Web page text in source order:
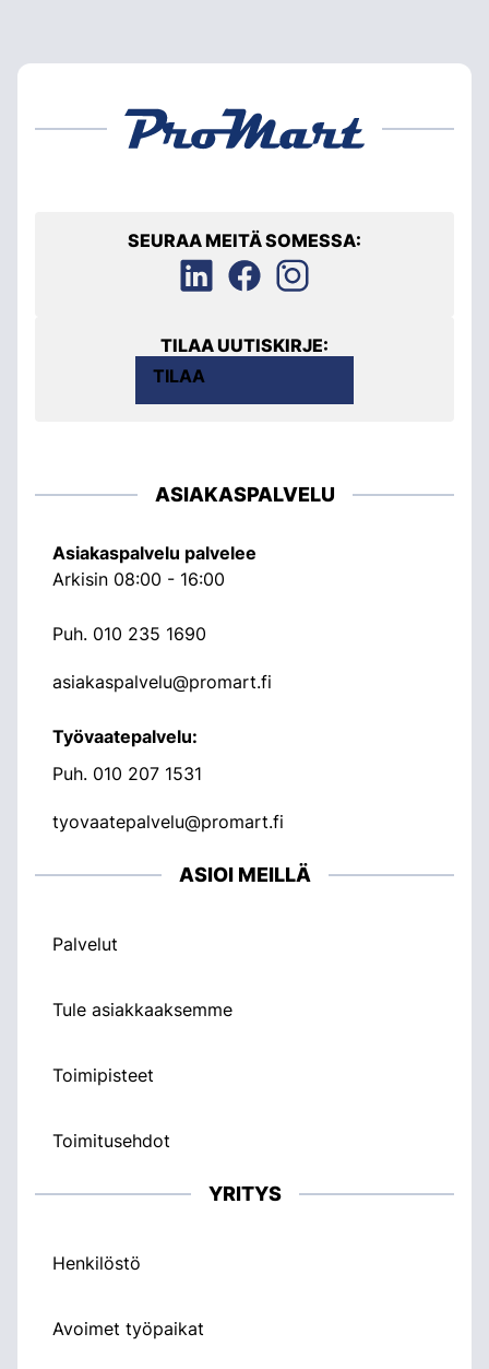
SEURAA MEITÄ SOMESSA:
TILAA UUTISKIRJE:
TILAA
ASIAKASPALVELU
Asiakaspalvelu palvelee
Arkisin 08:00 - 16:00
Puh. 010 235 1690
asiakaspalvelu@promart.fi
Työvaatepalvelu:
Puh. 010 207 1531
tyovaatepalvelu@promart.fi
ASIOI MEILLÄ
Palvelut
Tule asiakkaaksemme
Toimipisteet
Toimitusehdot
YRITYS
Henkilöstö
Avoimet työpaikat